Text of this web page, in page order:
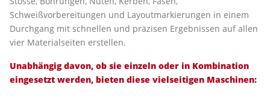
Schweißvorbereitungen und Layoutmarkierungen in einem
Durchgang mit schnellen und präzisen Ergebnissen auf allen
vier Materialseiten erstellen.
Unabhängig davon, ob sie einzeln oder in Kombination
eingesetzt werden, bieten diese vielseitigen Maschinen: